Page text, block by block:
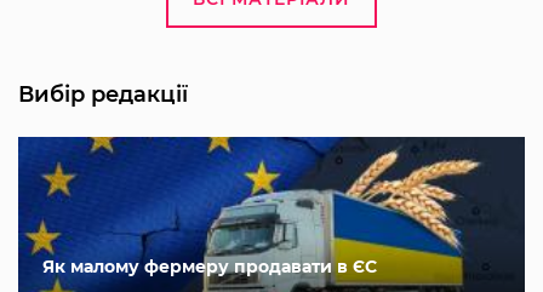
Вибір редакції
Як малому фермеру продавати в ЄС